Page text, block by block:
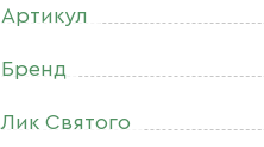
Артикул
Бренд
Лик Святого